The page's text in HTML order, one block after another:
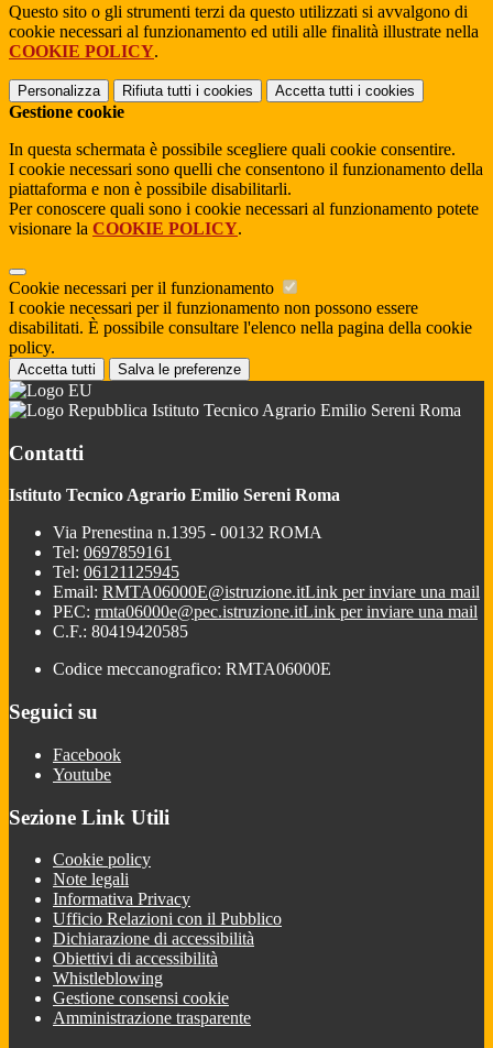
Questo sito o gli strumenti terzi da questo utilizzati si avvalgono di
cookie necessari al funzionamento ed utili alle finalità illustrate nella
COOKIE POLICY.
Personalizza Rifiuta tutti i cookies Accetta tutti i cookies
Gestione cookie
In questa schermata è possibile scegliere quali cookie consentire.
I cookie necessari sono quelli che consentono il funzionamento della
piattaforma e non è possibile disabilitarli.
Per conoscere quali sono i cookie necessari al funzionamento potete
visionare la COOKIE POLICY.
Cookie necessari per il funzionamento
I cookie necessari per il funzionamento non possono essere
disabilitati. È possibile consultare l'elenco nella pagina della cookie
policy.
Accetta tutti Salva le preferenze
Istituto Tecnico Agrario Emilio Sereni Roma
Contatti
Istituto Tecnico Agrario Emilio Sereni Roma
Via Prenestina n.1395 - 00132 ROMA
Tel: 0697859161
Tel: 06121125945
Email: RMTA06000E@istruzione.itLink per inviare una mail
PEC: rmta06000e@pec.istruzione.itLink per inviare una mail
C.F.: 80419420585
Codice meccanografico: RMTA06000E
Seguici su
Facebook
Youtube
Sezione Link Utili
Cookie policy
Note legali
Informativa Privacy
Ufficio Relazioni con il Pubblico
Dichiarazione di accessibilità
Obiettivi di accessibilità
Whistleblowing
Gestione consensi cookie
Amministrazione trasparente